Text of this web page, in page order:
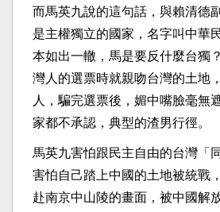
而馬英九說的這句話，與賴清德
是主權獨立的國家，名字叫中華
本如出一轍，馬是要反什麼台獨
灣人的選票時就親吻台灣的土地
人，騙完選票後，媚中嘴臉毫無
家都不承認，典型的渣男行徑。
馬英九害怕跟民主自由的台灣「
害怕自己踏上中國的土地被統戰
赴南京中山陵的畫面，被中國解